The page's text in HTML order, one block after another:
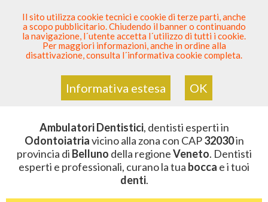
SEI DENTISTA? PARTECIPA
Sei QuiElenco Dentista Sicuro > Odontoiatria>
Ambulatori Dentistici>Veneto >Belluno>CAP 32030
ZONA CON CAP 32030
Ambulatori Dentistici, dentisti esperti in
Odontoiatriavicino alla zona con CAP32030in
provincia di Belluno della regioneVeneto. Dentisti
esperti e professionali, curano la tua bocca e i tuoi
denti.
Il sito utilizza cookie tecnici e cookie di terze parti, anche
a scopo pubblicitario. Chiudendo il banner o continuando
la navigazione, l´utente accetta l´utilizzo di tutti i cookie.
Per maggiori informazioni, anche in ordine alla
disattivazione, consulta l´informativa cookie completa.
Informativa estesa OK